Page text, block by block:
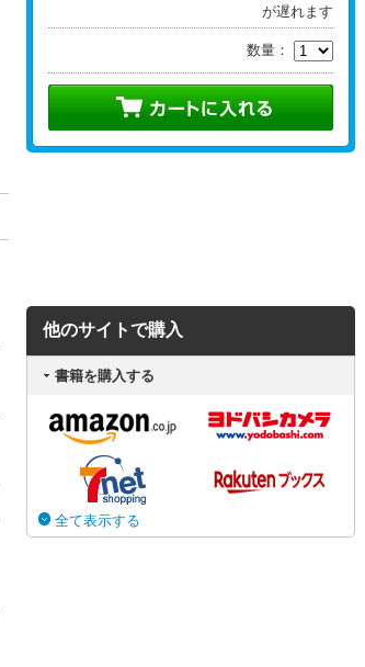
が遅れます
数量：
他のサイトで購入
書籍を購入する
全て表示する